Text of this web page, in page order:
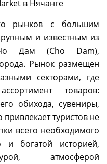
рынков с большим
и известным из
Дам (Cho Dam),
Рынок размещен
секторами, где
товаров:
обихода, сувениры,
туристов не
всего необходимого
богатой историей,
атмосферой